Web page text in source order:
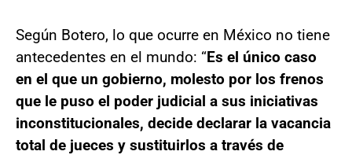
Según Botero, lo que ocurre en México no tiene
antecedentes en el mundo: “Es el único caso
en el que un gobierno, molesto por los frenos
que le puso el poder judicial a sus iniciativas
inconstitucionales, decide declarar la vacancia
total de jueces y sustituirlos a través de